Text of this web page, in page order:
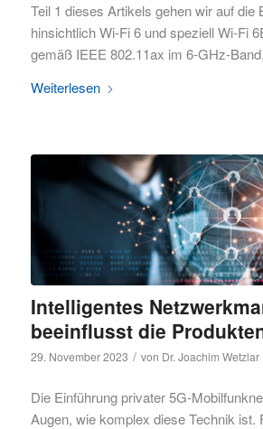
Teil 1 dieses Artikels gehen wir auf die
hinsichtlich Wi-Fi 6 und speziell Wi-Fi
gemäß IEEE 802.11ax im 6-GHz-
Weiterlesen
Intelligentes
beeinflusst die
29. November 2023 / von Dr. Joachim Wetzlar
Die Einführung privater 5G-
Augen, wie komplex diese Technik ist.